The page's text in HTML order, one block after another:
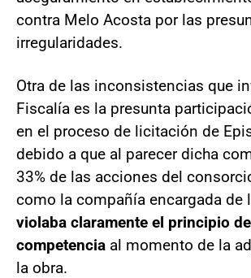
contra Melo Acosta por las
irregularidades.
Otra de las inconsistencias que
Fiscalía es la presunta
en el proceso de licitación de
debido a que al parecer dicha
33% de las acciones del
como la compañía encargada de
violaba claramente el principio
competencia al momento de la
la obra.